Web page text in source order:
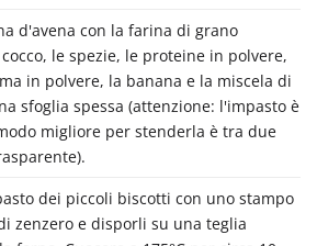
d'avena con la farina di grano
le spezie, le proteine in polvere,
in polvere, la banana e la miscela di
sfoglia spessa (attenzione: l'impasto è
migliore per stenderla è tra due
dei piccoli biscotti con uno stampo
zenzero e disporli su una teglia